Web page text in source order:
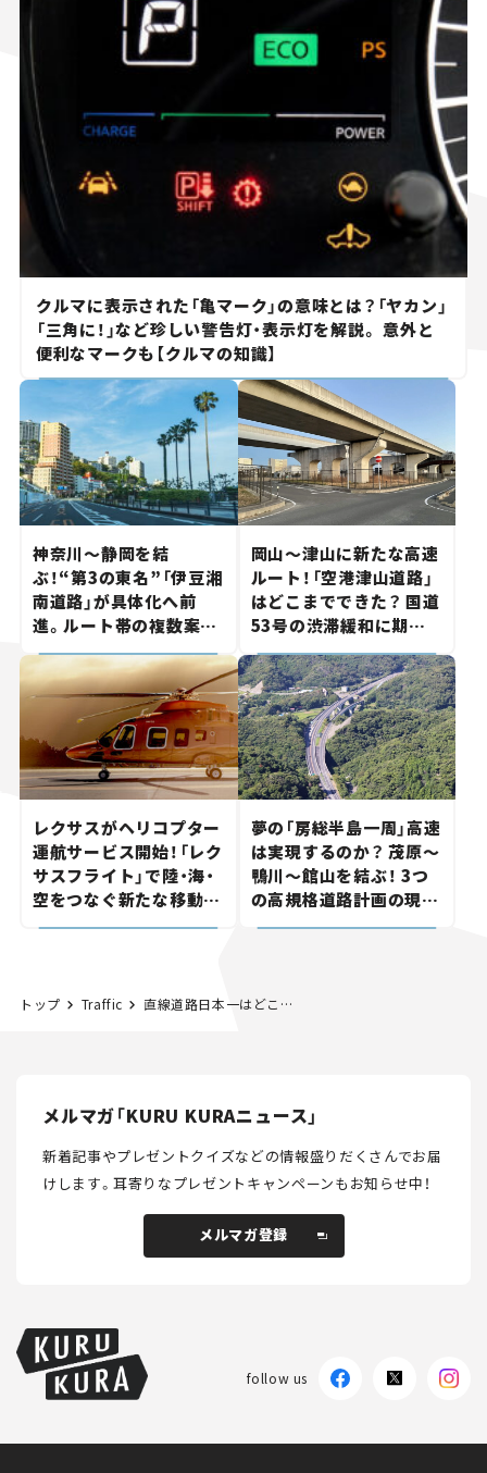
クルマに表示された「亀マーク」の意味とは？「ヤカン」
「三角に！」など珍しい警告灯・表示灯を解説。 意外と
便利なマークも【クルマの知識】
神奈川～静岡を結
ぶ！“第3の東名”「伊豆湘
南道路」が具体化へ前
進。ルート帯の複数案検
討へ。熱海まで信号ゼロ
が実現？ 【いま気になる
道路計画】
岡山～津山に新たな高速
ルート！「空港津山道路」
はどこまでできた？ 国道
53号の渋滞緩和に期待。
岡山市側でも動きが【い
ま気になる道路計画】
レクサスがヘリコプター
運航サービス開始！「レク
サスフライト」で陸・海・
空をつなぐ新たな移動体
験とは
夢の「房総半島一周」高速
は実現するのか？ 茂原～
鴨川～館山を結ぶ！ 3つ
の高規格道路計画の現
状。「館山鴨川道路」で検
トップ Traffic 直線道路日本一はどこだ!? 29.2kmのまっすぐな道路はなぜ作られたのか！
メルマガ「KURU KURAニュース」
新着記事やプレゼントクイズなどの情報盛りだくさんでお届
けします。耳寄りなプレゼントキャンペーンもお知らせ中！
メルマガ登録
follow us